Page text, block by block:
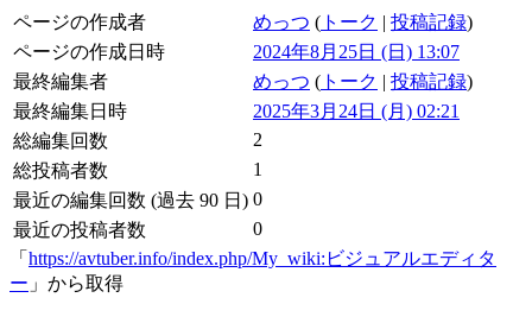
ページの作成者 めっつ ( トーク | 投稿記録)
ページの作成日時
2024年8月25日 (日) 13:07
最終編集者
めっつ ( トーク | 投稿記録)
最終編集日時
2025年3月24日 (月) 02:21
総編集回数
2
総投稿者数
1
最近の編集回数 (過去 90 日) 0
最近の投稿者数
0
「 https://avtuber.info/index.php/My_wiki:ビジュアルエディタ
ー 」から取得